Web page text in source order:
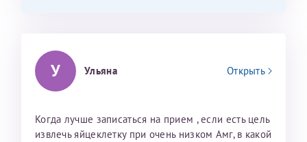
У Ульяна Открыть
Когда лучше записаться на прием , если есть цель
извлечь яйцеклетку при очень низком Амг, в какой